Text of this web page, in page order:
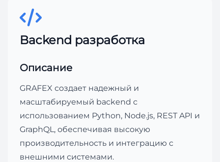
Backend разработка
Описание
GRAFEX создает надежный и
масштабируемый backend с
использованием Python, Node.js, REST API и
GraphQL, обеспечивая высокую
производительность и интеграцию с
внешними системами.